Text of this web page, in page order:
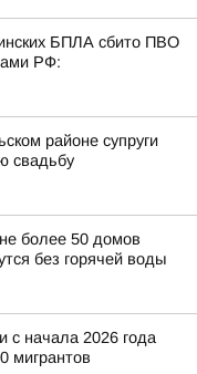
БПЛА сбито ПВО
РФ:
районе супруги
свадьбу
более 50 домов
без горячей воды
с начала 2026 года
мигрантов